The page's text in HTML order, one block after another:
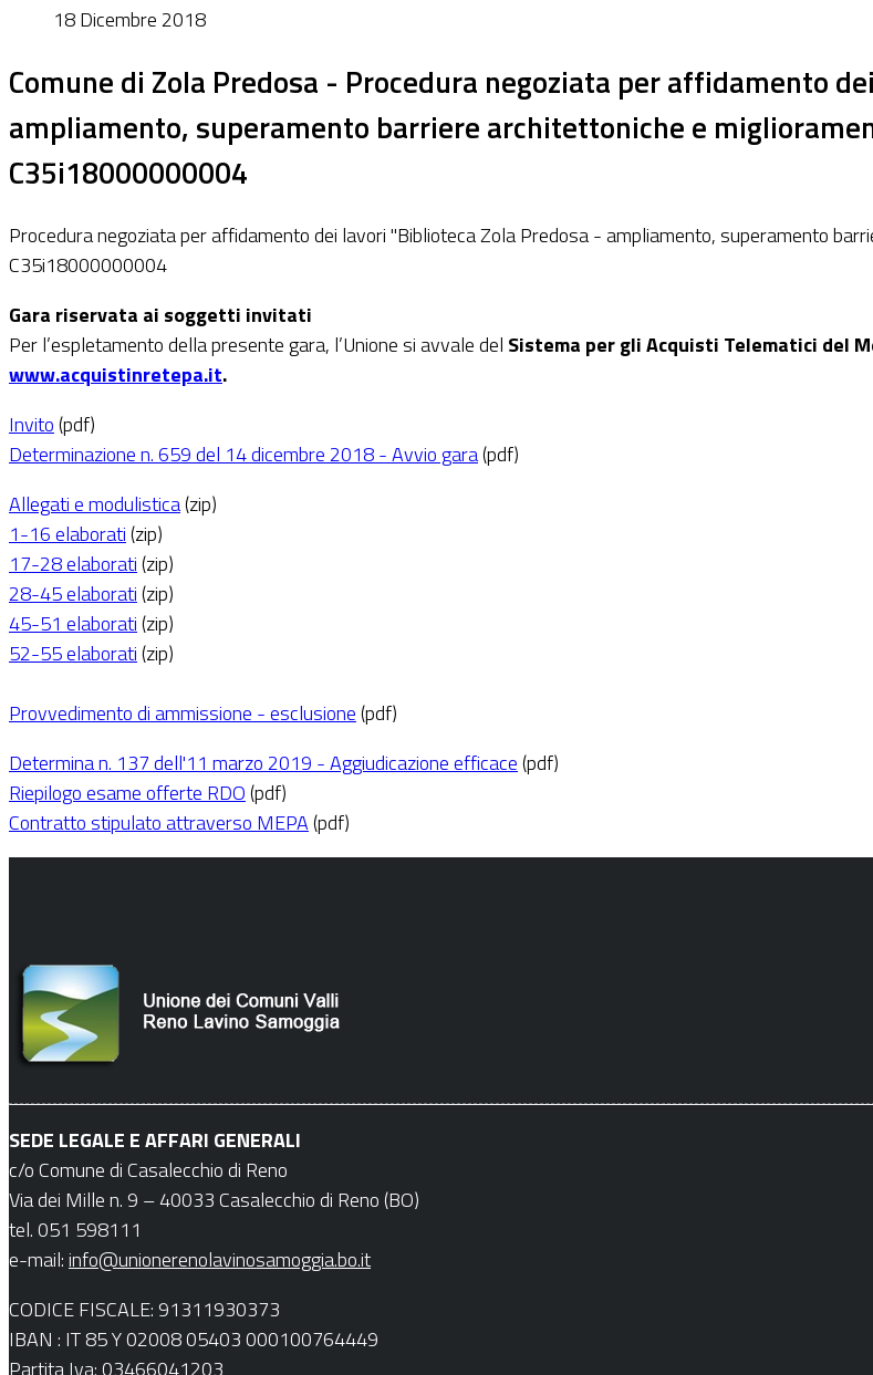
18 Dicembre 2018
Comune di Zola Predosa - Procedura negoziata per affidamento
ampliamento, superamento barriere architettoniche e
C35i18000000004
Procedura negoziata per affidamento dei lavori "Biblioteca Zola Predosa - ampliamento, superamento
C35i18000000004
Gara riservata ai soggetti invitati
Per l’espletamento della presente gara, l’Unione si avvale del Sistema per gli Acquisti Telematici del
www.acquistinretepa.it.
Invito(pdf)
Determinazione n. 659 del 14 dicembre 2018 - Avvio gara(pdf)
Allegati e modulistica(zip)
1-16 elaborati(zip)
17-28 elaborati(zip)
28-45 elaborati(zip)
45-51 elaborati(zip)
52-55 elaborati(zip)
Provvedimento di ammissione - esclusione(pdf)
Determina n. 137 dell'11 marzo 2019 - Aggiudicazione efficace(pdf)
Riepilogo esame offerte RDO(pdf)
Contratto stipulato attraverso MEPA(pdf)
SEDE LEGALE E AFFARI GENERALI
c/o Comune di Casalecchio di Reno
Via dei Mille n. 9 – 40033 Casalecchio di Reno (BO)
tel. 051 598111
e-mail:info@unionerenolavinosamoggia.bo.it
CODICE FISCALE: 91311930373
IBAN : IT 85 Y 02008 05403 000100764449
Partita Iva: 03466041203